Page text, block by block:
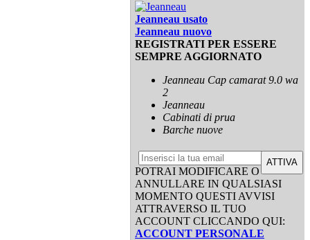
Jeanneau usato
Jeanneau nuovo
REGISTRATI PER ESSERE
SEMPRE AGGIORNATO
Jeanneau Cap camarat 9.0 wa
2
Jeanneau
Cabinati di prua
Barche nuove
ATTIVA
POTRAI MODIFICARE O
ANNULLARE IN QUALSIASI
MOMENTO QUESTI AVVISI
ATTRAVERSO IL TUO
ACCOUNT CLICCANDO QUI:
ACCOUNT PERSONALE